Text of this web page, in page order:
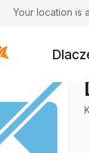
Your location is